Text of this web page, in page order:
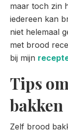
maar toch zin
iedereen kan
niet helemaal
met brood
bij mijn
Tips
bakken
Zelf brood